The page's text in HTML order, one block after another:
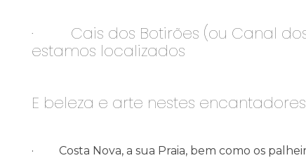
· Cais dos Botirões (ou Canal dos
estamos localizados
E beleza e arte nestes
· Costa Nova, a sua Praia, bem como os